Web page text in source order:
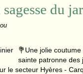
du
💐Une jolie
sainte patronne des
le secteur Hyères -